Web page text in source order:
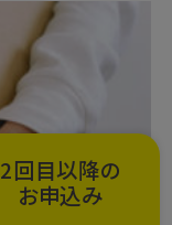
2回目以降の
お申込み